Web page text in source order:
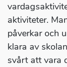
aktiviteter.
påverkar och
klara av
svårt att vara